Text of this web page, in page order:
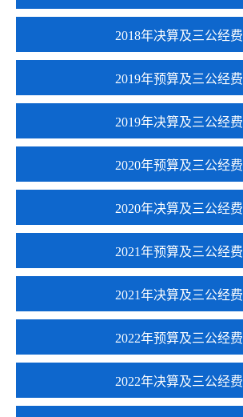
2018年决算及三公经费
2019年预算及三公经费
2019年决算及三公经费
2020年预算及三公经费
2020年决算及三公经费
2021年预算及三公经费
2021年决算及三公经费
2022年预算及三公经费
2022年决算及三公经费